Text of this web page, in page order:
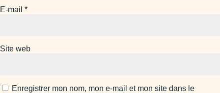
E-mail *
Site web
Enregistrer mon nom, mon e-mail et mon site dans le